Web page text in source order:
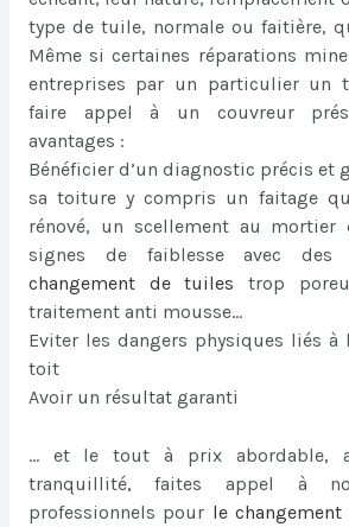
type de tuile, normale ou faitière,
Même si certaines réparations
entreprises par un particulier un
faire appel à un couvreur
avantages :
Bénéficier d’un diagnostic précis et
sa toiture y compris un faitage
rénové, un scellement au mortier
signes de faiblesse avec des
changement de tuiles trop
traitement anti mousse…
Eviter les dangers physiques liés à
toit
Avoir un résultat garanti
… et le tout à prix abordable,
tranquillité, faites appel à
professionnels pour le